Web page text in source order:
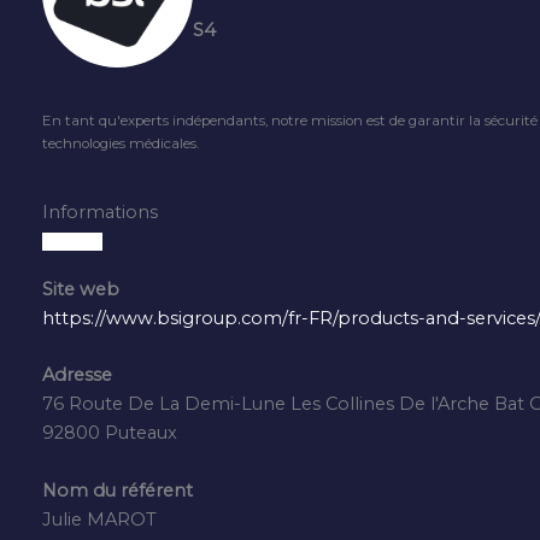
S4
En tant qu'experts indépendants, notre mission est de garantir la
technologies médicales.
Informations
Site web
https://www.bsigroup.com/fr-FR/products-and-
Adresse
76 Route De La Demi-Lune Les Collines De l'Arche Bat
92800 Puteaux
Nom du référent
Julie MAROT